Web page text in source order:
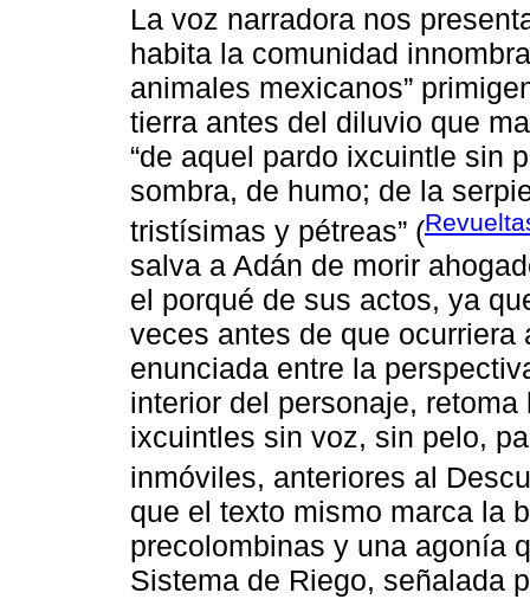
La voz narradora nos
habita la comunidad
animales mexicanos”
tierra antes del diluvio que
“de aquel pardo ixcuintle sin
sombra, de humo; de la
tristísimas y pétreas” (
salva a Adán de morir
el porqué de sus actos, ya
veces antes de que
enunciada entre la
interior del personaje,
ixcuintles sin voz, sin pelo,
inmóviles, anteriores al
que el texto mismo marca la
precolombinas y una agonía
Sistema de Riego, señalada